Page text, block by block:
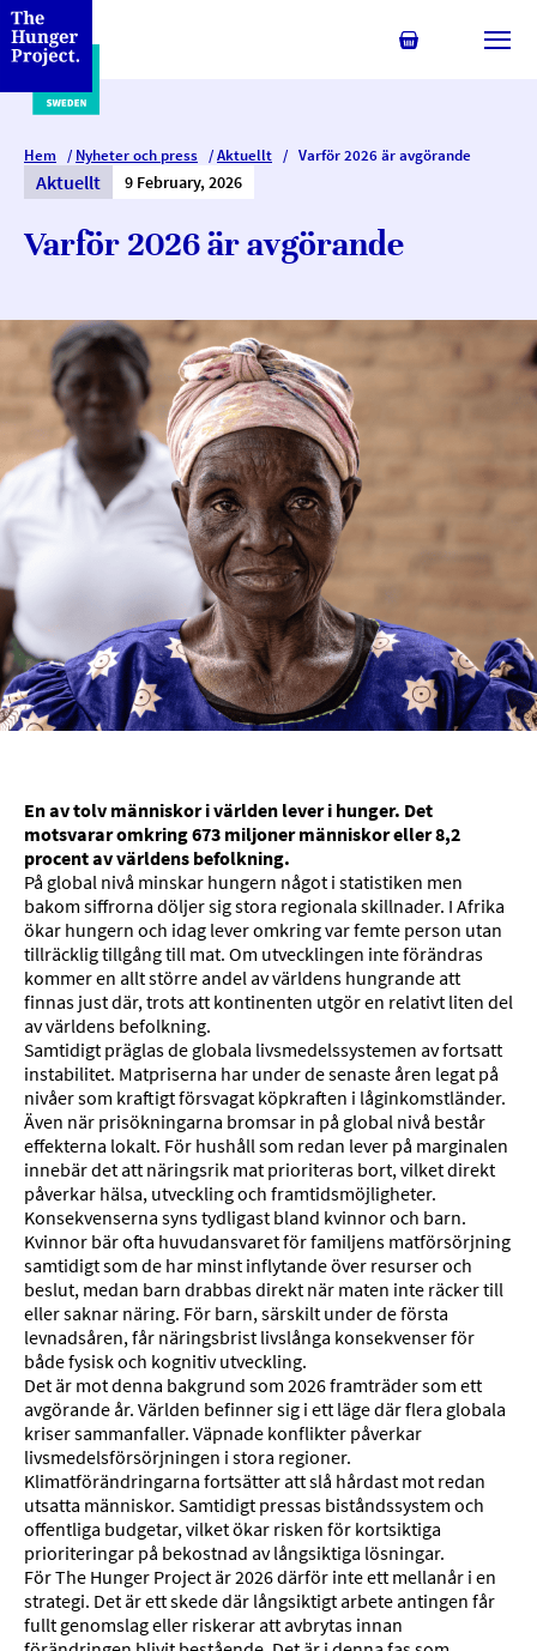
Min
Hem / Nyheter och press /Aktuellt / Varför 2026 är avgörande
Aktuellt 9 February, 2026
Varför 2026 är avgörande
En av tolv människor i världen lever i hunger. Det
motsvarar omkring 673 miljoner människor eller 8,2
procent av världens befolkning.
På global nivå minskar hungern något i statistiken men
bakom siffrorna döljer sig stora regionala skillnader. I Afrika
ökar hungern och idag lever omkring var femte person utan
tillräcklig tillgång till mat. Om utvecklingen inte förändras
kommer en allt större andel av världens hungrande att
finnas just där, trots att kontinenten utgör en relativt liten del
av världens befolkning.
Samtidigt präglas de globala livsmedelssystemen av fortsatt
instabilitet. Matpriserna har under de senaste åren legat på
nivåer som kraftigt försvagat köpkraften i låginkomstländer.
Även när prisökningarna bromsar in på global nivå består
effekterna lokalt. För hushåll som redan lever på marginalen
innebär det att näringsrik mat prioriteras bort, vilket direkt
påverkar hälsa, utveckling och framtidsmöjligheter.
Konsekvenserna syns tydligast bland kvinnor och barn.
Kvinnor bär ofta huvudansvaret för familjens matförsörjning
samtidigt som de har minst inflytande över resurser och
beslut, medan barn drabbas direkt när maten inte räcker till
eller saknar näring. För barn, särskilt under de första
levnadsåren, får näringsbrist livslånga konsekvenser för
både fysisk och kognitiv utveckling.
Det är mot denna bakgrund som 2026 framträder som ett
avgörande år. Världen befinner sig i ett läge där flera globala
kriser sammanfaller. Väpnade konflikter påverkar
livsmedelsförsörjningen i stora regioner.
Klimatförändringarna fortsätter att slå hårdast mot redan
utsatta människor. Samtidigt pressas biståndssystem och
offentliga budgetar, vilket ökar risken för kortsiktiga
prioriteringar på bekostnad av långsiktiga lösningar.
För The Hunger Project är 2026 därför inte ett mellanår i en
strategi. Det är ett skede där långsiktigt arbete antingen får
fullt genomslag eller riskerar att avbrytas innan